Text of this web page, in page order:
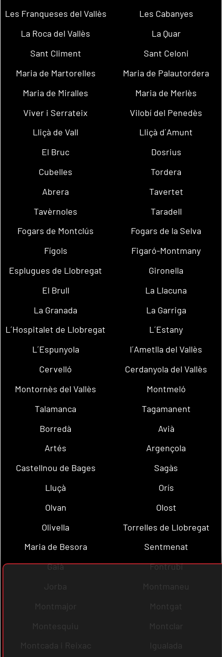
Les Franqueses del Vallès
Les Cabanyes
La Roca del Vallès
La Quar
Sant Climent
Sant Celoni
Maria de Martorelles
Maria de Palautordera
Maria de Miralles
Maria de Merlès
Viver i Serrateix
Vilobí del Penedès
Lliçà de Vall
Lliçà d´Amunt
El Bruc
Dosrius
Cubelles
Tordera
Abrera
Tavertet
Tavèrnoles
Taradell
Fogars de Montclús
Fogars de la Selva
Fígols
Figaró-Montmany
Esplugues de Llobregat
Gironella
El Brull
La Llacuna
La Granada
La Garriga
L´Hospitalet de Llobregat
L´Estany
L´Espunyola
l´Ametlla del Vallès
Cervelló
Cerdanyola del Vallès
Montornès del Vallès
Montmeló
Talamanca
Tagamanent
Borredà
Avià
Artés
Argençola
Castellnou de Bages
Sagàs
Lluçà
Orís
Olvan
Olost
Olivella
Torrelles de Llobregat
Maria de Besora
Sentmenat
Gaià
Fontrubí
Jorba
Montmaneu
Montmajor
Montgat
Montesquiu
Montclar
Montcada i Reixac
Igualada